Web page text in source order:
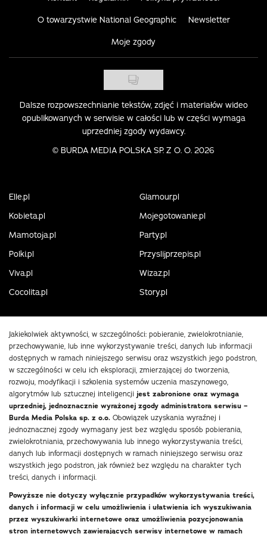
O towarzystwie National Geographic Newsletter
Moje zgody
Dalsze rozpowszechnianie tekstów, zdjęć i materiałów wideo
opublikowanych w serwisie w całości lub w części wymaga
uprzedniej zgody wydawcy.
© BURDA MEDIA POLSKA SP. Z O. O. 2026
Elle.pl
Glamour.pl
Kobieta.pl
Mojegotowanie.pl
Mamotoja.pl
Party.pl
Polki.pl
Przyslijprzepis.pl
Viva.pl
Wizaz.pl
Cocolita.pl
Story.pl
Jakiekolwiek aktywności, w szczególności: pobieranie, zwielokrotnianie,
przechowywanie, lub inne wykorzystywanie treści, danych lub informacji
dostępnych w ramach niniejszego serwisu oraz wszystkich jego podstron,
w szczególności w celu ich eksploracji, zmierzającej do tworzenia,
rozwoju, modyfikacji i szkolenia systemów uczenia maszynowego,
algorytmów lub sztucznej inteligencji jest zabronione oraz wymaga
uprzedniej, jednoznacznie wyrażonej zgody administratora serwisu –
Burda Media Polska sp. z o.o. Obowiązek uzyskania wyraźnej i
jednoznacznej zgody wymagany jest bez względu sposób pobierania,
zwielokrotniania, przechowywania lub innego wykorzystywania treści,
danych lub informacji dostępnych w ramach niniejszego serwisu oraz
wszystkich jego podstron, jak również bez względu na charakter tych
treści, danych i informacji.
Powyższe nie dotyczy wyłącznie przypadków wykorzystywania treści,
danych i informacji w celu umożliwienia i ułatwienia ich wyszukiwania
przez wyszukiwarki internetowe oraz umożliwienia pozycjonowania
stron internetowych zawierających serwisy internetowe w ramach